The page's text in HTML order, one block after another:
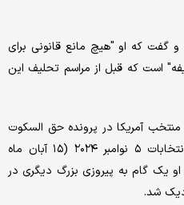
گفت که او "هیچ مانع قانونی برای
است که قبل از مراسم تحلیف این
آمریکا در پرونده حق السکوت
او در نیویورک، در پی پیروزی در انتخابات ۵ نوامبر ۲۰۲۴ (۱۵ آبان ماه
و او یک گام به پیروزی بزرگ دیگری در
شد.